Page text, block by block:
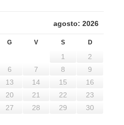
agosto: 2026
G V S D
1
2
6 7 8
9
13 14 15
16
20 21 22
23
27 28 29
30